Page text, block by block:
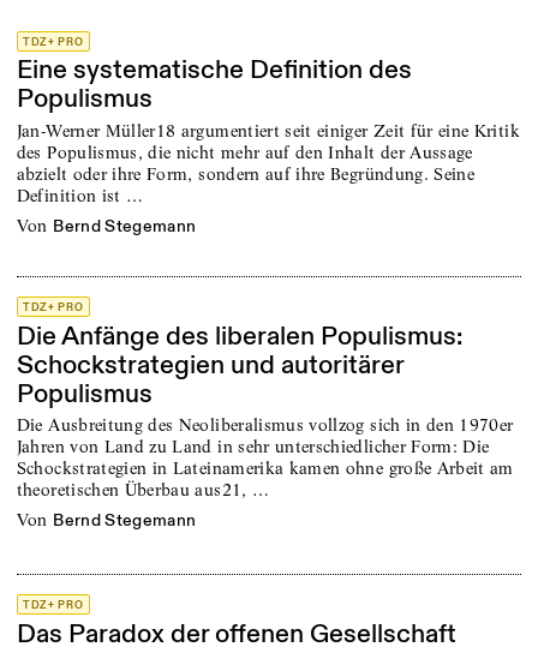
TDZ+ PRO
Eine systematische Definition des
Populismus
Jan-Werner Müller18 argumentiert seit einiger Zeit für eine Kritik
des Populismus, die nicht mehr auf den Inhalt der Aussage
abzielt oder ihre Form, sondern auf ihre Begründung. Seine
Definition ist …
von Bernd Stegemann
TDZ+ PRO
Die Anfänge des liberalen Populismus:
Schockstrategien und autoritärer
Populismus
Die Ausbreitung des Neoliberalismus vollzog sich in den 1970er
Jahren von Land zu Land in sehr unterschiedlicher Form: Die
Schockstrategien in Lateinamerika kamen ohne große Arbeit am
theoretischen Überbau aus21, …
von Bernd Stegemann
TDZ+ PRO
Das Paradox der offenen Gesellschaft